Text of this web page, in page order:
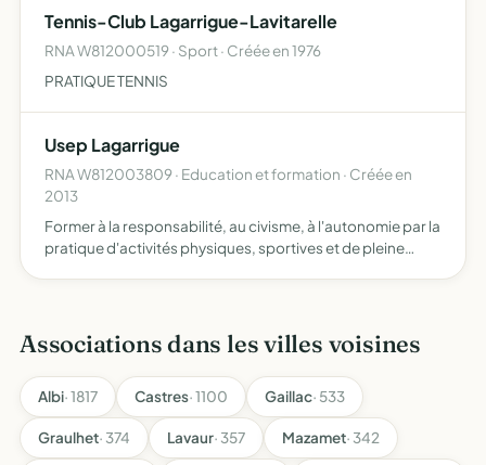
Tennis-Club Lagarrigue-Lavitarelle
RNA W812000519 · Sport · Créée en 1976
PRATIQUE TENNIS
Usep Lagarrigue
RNA W812003809 · Education et formation · Créée en
2013
Former à la responsabilité, au civisme, à l'autonomie par la
pratique d'activités physiques, sportives et de pleine
Associations dans les villes voisines
Albi· 1817 Castres· 1100 Gaillac· 533
Graulhet· 374 Lavaur· 357 Mazamet· 342